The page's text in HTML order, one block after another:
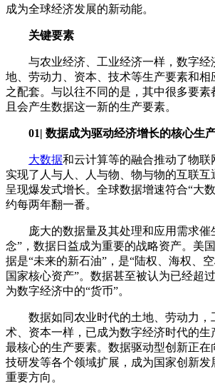
成为全球经济发展的新动能。
关键要素
与农业经济、工业经济一样，数字经
地、劳动力、资本、技术等生产要素和相
之配套。与以往不同的是，其中很多要素
且会产生数据这一新的生产要素。
01| 数据成为驱动经济增长的核心生
大数据和云计算等的融合推动了物联
实现了人与人、人与物、物与物的互联互
呈现爆发式增长。全球数据增速符合“大
约每两年翻一番。
庞大的数据量及其处理和应用需求催
念”，数据日益成为重要的战略资产。美
据是“未来的新石油”，是“陆权、海权、
国家核心资产”。数据甚至被认为已经超
为数字经济中的“货币”。
数据如同农业时代的土地、劳动力，
术、资本一样，已成为数字经济时代的生
最核心的生产要素。数据驱动型创新正在
技研发等各个领域扩展，成为国家创新发
重要方向。